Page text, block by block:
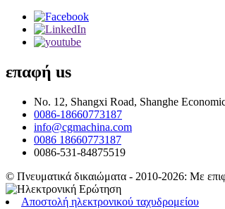
επαφή us
No. 12, Shangxi Road, Shanghe
0086-18660773187
info@cgmachina.com
0086 18660773187
0086-531-84875519
© Πνευματικά δικαιώματα - 2010-2026: Με
Αποστολή ηλεκτρονικού ταχυδρομείου